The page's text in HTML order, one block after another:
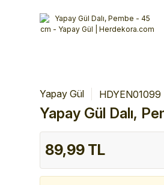
Alışverişlerinizde 3 Taksit Fırsatı!
İlk
%10 Havale İndirimiŞimdi Alışveriş yap!
Yapay Gül HDYEN01099
Yapay Gül Dalı,
89,99 TL